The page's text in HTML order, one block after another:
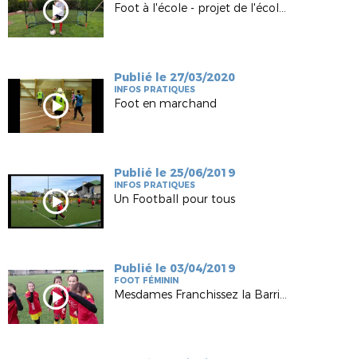
Foot à l'école - projet de l'école Baloré de Bégard
Publié le 27/03/2020
INFOS PRATIQUES
Foot en marchand
Publié le 25/06/2019
INFOS PRATIQUES
Un Football pour tous
Publié le 03/04/2019
FOOT FÉMININ
Mesdames Franchissez la Barrière FC Lié Plouguenast